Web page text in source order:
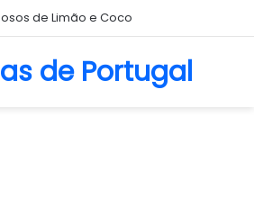
de Limão e Coco
de Portugal